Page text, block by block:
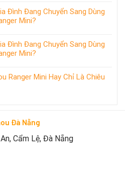
Đình Đang Chuyển Sang Dùng
Mini?
Đình Đang Chuyển Sang Dùng
Mini?
Ranger Mini Hay Chỉ Là Chiêu
Đà Nẵng
Cẩm Lệ, Đà Nẵng